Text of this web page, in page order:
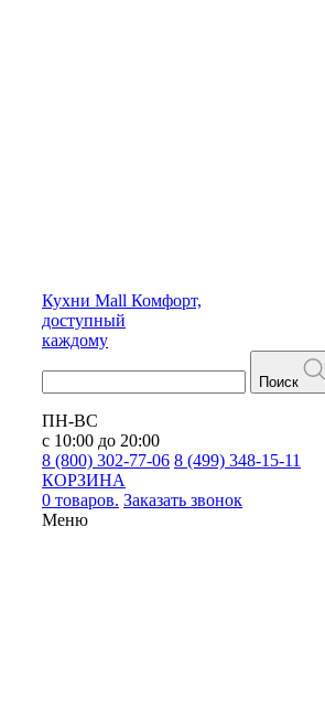
Кухни Mall Комфорт,
доступный
каждому
Поиск
ПН-ВС
с 10:00 до 20:00
8 (800) 302-77-06 8 (499) 348-15-11
КОРЗИНА
0 товаров. Заказать звонок
Меню